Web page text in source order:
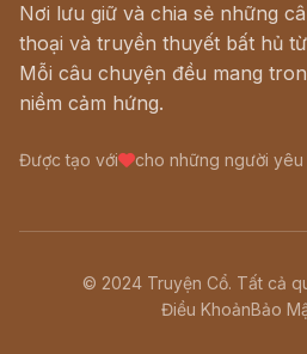
Nơi lưu giữ và chia sẻ những
thoại và truyền thuyết bất hủ
Mỗi câu chuyện đều mang
niềm cảm hứng.
Được tạo với cho những người yêu
© 2024 Truyện Cổ. Tất cả
Điều KhoảnBảo